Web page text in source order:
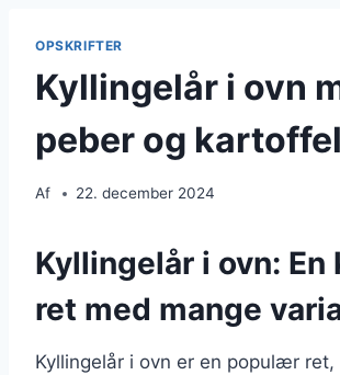
OPSKRIFTER
Kyllingelår i ovn
peber og
Af 22. december 2024
Kyllingelår i ovn: En
ret med mange
Kyllingelår i ovn er en populær